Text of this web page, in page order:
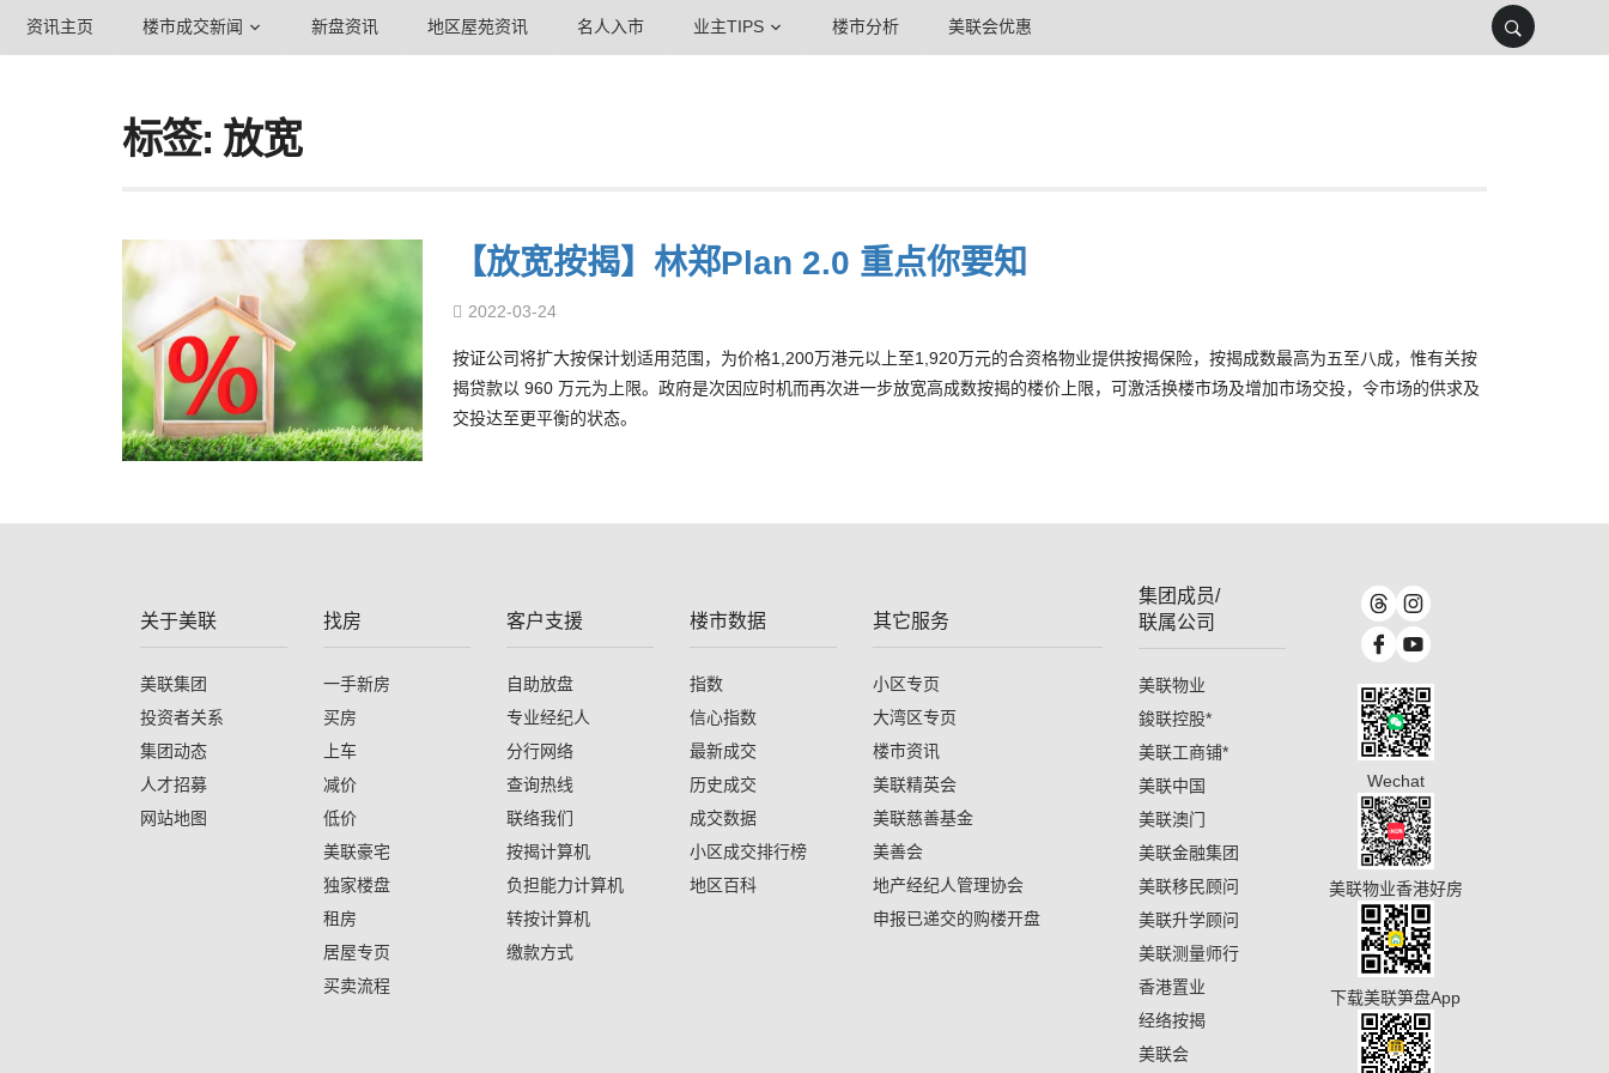
资讯主页 楼市成交新闻 新盘资讯 地区屋苑资讯 名人入市 业主TIPS 楼市分析 美联会优惠
标签: 放宽
【放宽按揭】林郑Plan 2.0 重点你要知
2022-03-24
按证公司将扩大按保计划适用范围，为价格1,200万港元以上至1,920万元的合资格物业提供按揭保险，按揭成数最高为五至八成，惟有关按
揭贷款以 960 万元为上限。政府是次因应时机而再次进一步放宽高成数按揭的楼价上限，可激活换楼市场及增加市场交投，令市场的供求及
交投达至更平衡的状态。
关于美联
美联集团
投资者关系
集团动态
人才招募
网站地图
找房
一手新房
买房
上车
减价
低价
美联豪宅
独家楼盘
租房
居屋专页
买卖流程
客户支援
自助放盘
专业经纪人
分行网络
查询热线
联络我们
按揭计算机
负担能力计算机
转按计算机
缴款方式
楼市数据
指数
信心指数
最新成交
历史成交
成交数据
小区成交排行榜
地区百科
其它服务
小区专页
大湾区专页
楼市资讯
美联精英会
美联慈善基金
美善会
地产经纪人管理协会
申报已递交的购楼开盘
集团成员/
联属公司
美联物业
鋑联控股*
美联工商铺*
美联中国
美联澳门
美联金融集团
美联移民顾问
美联升学顾问
美联测量师行
香港置业
经络按揭
美联会
Wechat
美联物业香港好房
下载美联笋盘App